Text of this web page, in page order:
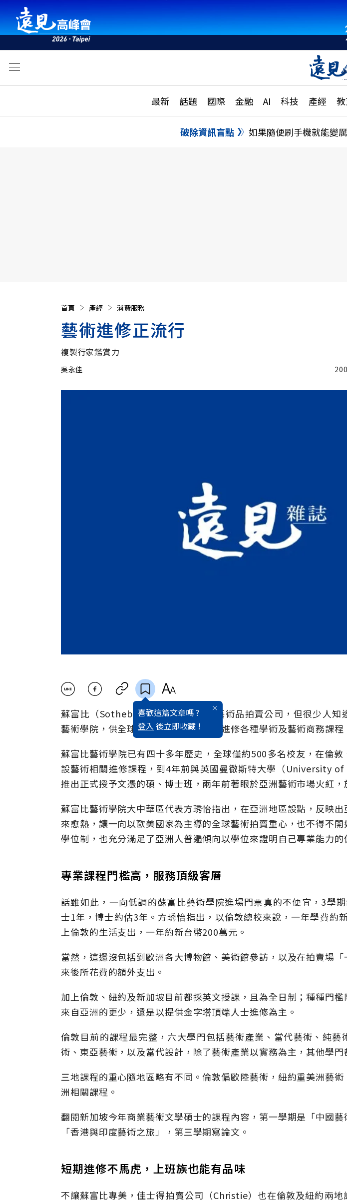
最新 話題 國際 金融 AI 科技 產經
活動
話題
國際
特輯
大學
縣
破除資訊盲點 如果隨便刷手機就能變
首頁 產經 消費服務
藝術進修正流行
複製行家鑑賞力
吳永佳
喜歡這篇文章嗎 ?
登入 後立即收藏 !
蘇富比（Sotheby），全球最知名的藝術品拍賣公司，但很少人知
藝術學院，供全球頂尖的藝術專業人士進修各種學術及藝術商務課程
蘇富比藝術學院已有四十多年歷史，全球僅約500多名校友，在倫敦
設藝術相關進修課程，到4年前與英國曼徹斯特大學（University of
推出正式授予文憑的碩、博士班，兩年前著眼於亞洲藝術市場火紅，
蘇富比藝術學院大中華區代表方琇怡指出，在亞洲地區設點，反映
來愈熱，讓一向以歐美國家為主導的全球藝術拍賣重心，也不得不
學位制，也充分滿足了亞洲人普遍傾向以學位來證明自己專業能力的
專業課程門檻高，服務頂級客層
話雖如此，一向低調的蘇富比藝術學院進場門票真的不便宜，3學
士1年，博士約估3年。方琇怡指出，以倫敦總校來說，一年學費約
上倫敦的生活支出，一年約新台幣200萬元。
當然，這還沒包括到歐洲各大博物館、美術館參訪，以及在拍賣場
來後所花費的額外支出。
加上倫敦、紐約及新加坡目前都採英文授課，且為全日制；種種門檻
來自亞洲的更少，還是以提供金字塔頂端人士進修為主。
倫敦目前的課程最完整，六大學門包括藝術產業、當代藝術、純藝
術、東亞藝術，以及當代設計，除了藝術產業以實務為主，其他學門
三地課程的重心隨地區略有不同。倫敦偏歐陸藝術，紐約重美洲藝
洲相關課程。
翻閱新加坡今年商業藝術文學碩士的課程內容，第一學期是「中國
「香港與印度藝術之旅」，第三學期寫論文。
短期進修不馬虎，上班族也能有品味
不讓蘇富比專美，佳士得拍賣公司（Christie）也在倫敦及紐約兩地